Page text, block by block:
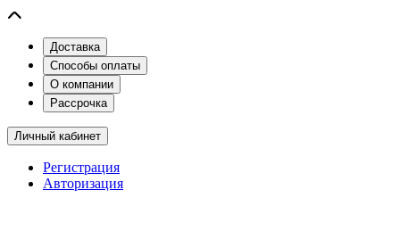
Доставка
Способы оплаты
О компании
Рассрочка
Личный кабинет
Регистрация
Авторизация